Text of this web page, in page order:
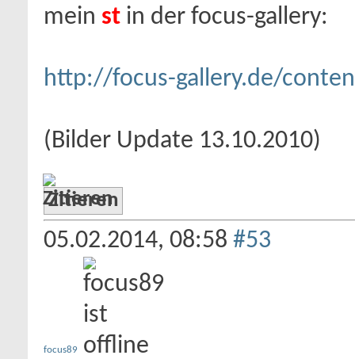
mein st in der focus-gallery:
http://focus-gallery.de/
(Bilder Update 13.10.2010)
Zitieren
05.02.2014, 08:58 #53
focus89